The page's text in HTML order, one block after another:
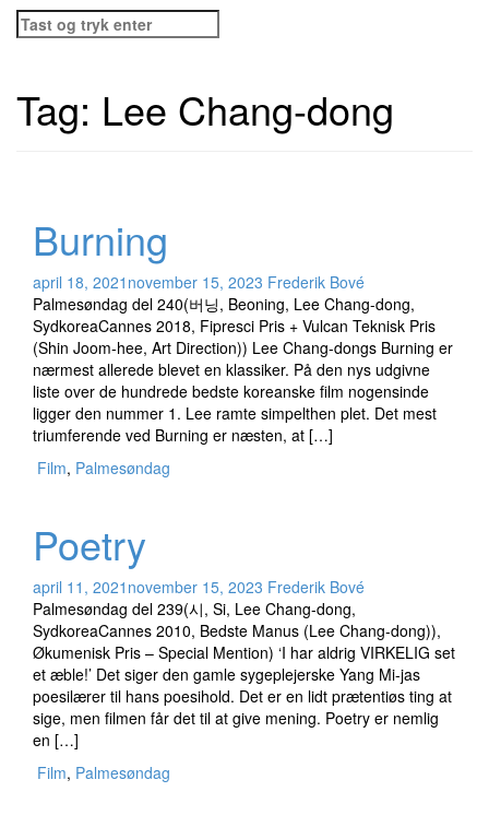
Søg
efter:
Tag: Lee Chang-dong
Burning
april 18, 2021 november 15, 2023 Frederik Bové
Palmesøndag del 240(버닝, Beoning, Lee Chang-dong,
SydkoreaCannes 2018, Fipresci Pris + Vulcan Teknisk Pris
(Shin Joom-hee, Art Direction)) Lee Chang-dongs Burning er
nærmest allerede blevet en klassiker. På den nys udgivne
liste over de hundrede bedste koreanske film nogensinde
ligger den nummer 1. Lee ramte simpelthen plet. Det mest
triumferende ved Burning er næsten, at […]
Film, Palmesøndag
Poetry
april 11, 2021 november 15, 2023 Frederik Bové
Palmesøndag del 239(시, Si, Lee Chang-dong,
SydkoreaCannes 2010, Bedste Manus (Lee Chang-dong)),
Økumenisk Pris – Special Mention) ‘I har aldrig VIRKELIG set
et æble!’ Det siger den gamle sygeplejerske Yang Mi-jas
poesilærer til hans poesihold. Det er en lidt prætentiøs ting at
sige, men filmen får det til at give mening. Poetry er nemlig
en […]
Film, Palmesøndag